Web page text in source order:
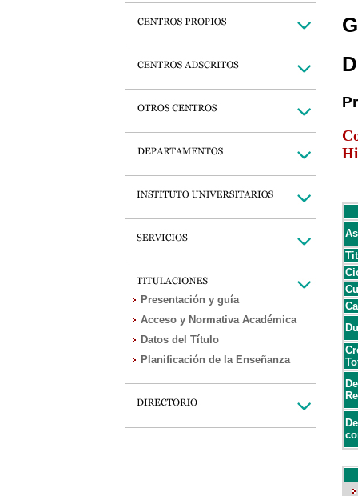
Presentación y guía
Acceso y Normativa Académica
Datos del Título
Planificación de la Enseñanza